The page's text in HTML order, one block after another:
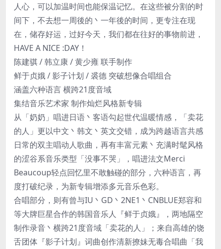
人心，可以加温时间也能保温记忆。在这些被分割的时
间下，不去想一周後的丶一年後的时间，更专注在现
在，储存好运，过好今天，我们都在往好的事物前进，
HAVE A NICE :DAY！
陈建骐 / 韩立康 / 黄少雍 联手制作
鲜于贞娥 / 影子计划 / 裘德 突破想像合唱组合
涵盖六种语言 横跨21度音域
集结音乐艺术家 制作灿烂风格新专辑
从「奶奶」唱进日语丶客语勾起世代温暖情感，「卖花
的人」更以中文丶韩文丶英文交错，成为跨越语言共感
日常的双主唱动人歌曲，再有丰富元素丶充满时髦风格
的涩谷系音乐类型「没事不哭」，唱进法文Merci
Beaucoup轻点回忆里不敢触碰的部分，六种语言，再
度打破纪录，为新专辑增添多元音乐色彩。
合唱部分，则有曾与IU丶GD丶2NE1丶CNBLUE郑容和
等大牌巨星合作的韩国音乐人『鲜于贞娥』，两地隔空
制作录音丶横跨21度音域「卖花的人」；来自高雄的饶
舌团体『影子计划』词曲创作清新撩妹无毒合唱曲「我